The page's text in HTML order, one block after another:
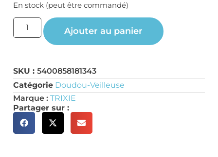
En stock (peut être commandé)
Ajouter au panier
SKU : 5400858181343
Catégorie Doudou-Veilleuse
Marque : TRIXIE
Partager sur :